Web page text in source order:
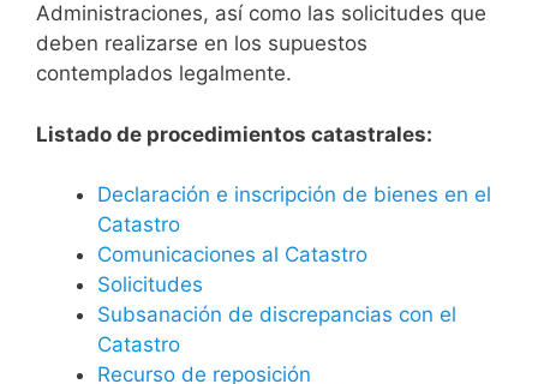
Administraciones, así como las solicitudes que
deben realizarse en los supuestos
contemplados legalmente.
Listado de procedimientos catastrales:
Declaración e inscripción de bienes en el
Catastro
Comunicaciones al Catastro
Solicitudes
Subsanación de discrepancias con el
Catastro
Recurso de reposición